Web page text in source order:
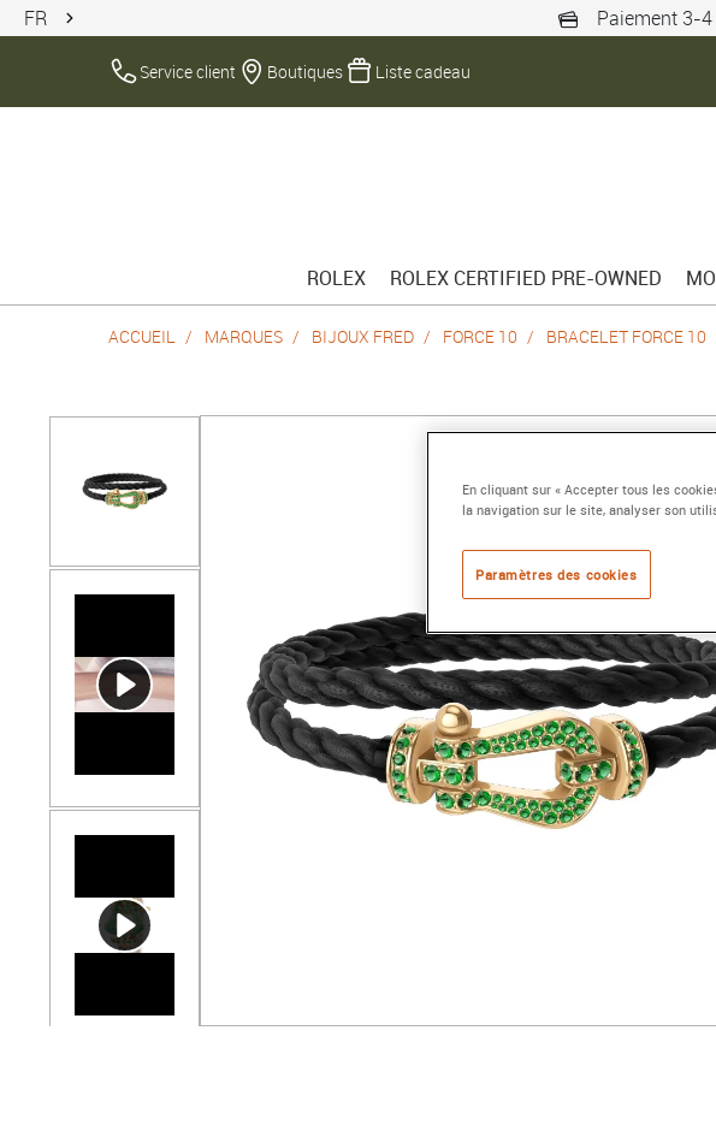
FR Paiement 3-
Service client Boutiques Liste cadeau
ROLEX ROLEX CERTIFIED PRE-OWNED
ACCUEIL MARQUES BIJOUX FRED FORCE 10 BRACELET FORCE 10
En cliquant sur « Accepter tous les
la navigation sur le site, analyser son
Paramètres des cookies